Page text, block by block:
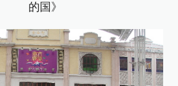
的国》